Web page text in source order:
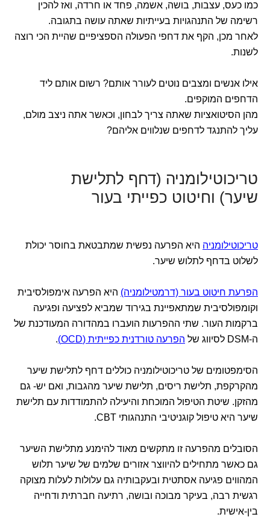
כמו כעס, עצבות, בושה, אשמה, פחד או חרדה, ואז להכין
רשימה של התנהגויות בעייתיות שאתה עושה בתגובה.
לאחר מכן, הקף את דחפי הפעולה הספציפיים שהיית הכי רוצה
לשנות.
אילו אנשים ומצבים נוטים לעורר אותם? רשום אותם ליד
הדחפים המוקפים.
מהן הסיטואציות שאתה צריך לבחון, וכאשר אתה ניצב מולם,
עליך להתנגד לדחפים שנלווים אליהם?
טריכוטילומניה (דחף לתלישת
שיער) וחיטוט כפייתי בעור
טריכוטילומניה היא הפרעה נפשית שמתבטאת בחוסר יכולת
לשלוט בדחף לתלוש שיער.
הפרעת חיטוט בעור (דרמטילומניה) היא הפרעה אימפולסיבית
וקומפולסיבית שמתאפיינת בגירוד שמביא לפציעה ופגיעה
ברקמות העור. שתי ההפרעות הועברו במהדורה המעודכנת של
ה-DSM לסיווג של
הפרעה טורדנית כפייתית (OCD) .
הסימפטומים של טריכוטילומניה כוללים דחף לתלישת שיער
מהקרקפת, תלישת ריסים, תלישת שיער מהגבות, ואם יש- גם
מהזקן. שיטת הטיפול המוכחת והיעילה להתמודדות עם תלישת
שיער היא טיפול קוגניטיבי התנהגותי CBT.
הסובלים מהפרעה זו מתקשים מאוד להימנע מתלישת השיער
גם כאשר מתחילים להיווצר אזורים שלמים של שיער תלוש
המהווים פגיעה אסתטית ובעקבותיה גם עלולות לעלות מצוקה
רגשית רבה, בעיקר מבוכה ובושה, רתיעה חברתית ודחייה
בין-אישית.